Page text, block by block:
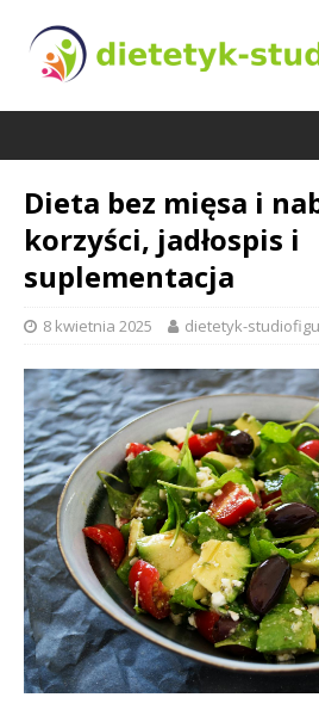
Dieta bez mięsa i
korzyści, jadłospis i
suplementacja
8 kwietnia 2025 dietetyk-